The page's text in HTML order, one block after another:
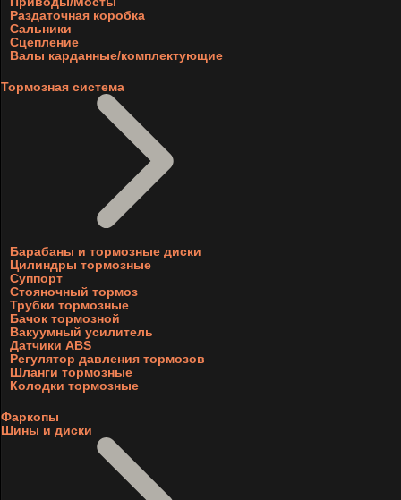
Раздаточная коробка
Сальники
Сцепление
Валы карданные/комплектующие
Тормозная система
Барабаны и тормозные диски
Цилиндры тормозные
Суппорт
Стояночный тормоз
Трубки тормозные
Бачок тормозной
Вакуумный усилитель
Датчики ABS
Регулятор давления тормозов
Шланги тормозные
Колодки тормозные
Фаркопы
Шины и диски